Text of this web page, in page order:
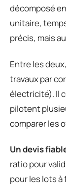
décomposé
unitaire,
précis, mais
Entre les
travaux par
électricité). Il
pilotent
comparer les
Un devis
ratio pour
pour les lots